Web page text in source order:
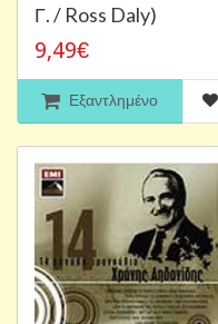
Γ. / Ross Daly)
9,49€
Εξαντλημένο